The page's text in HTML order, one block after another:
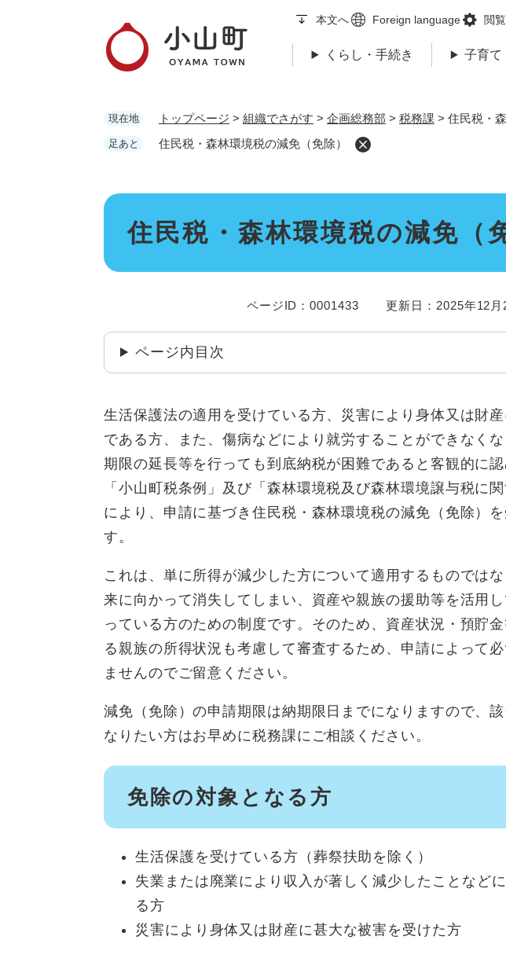
メニュ
本文へ Foreign language 閲
くらし・手続き 子育て
現在地 トップページ > 組織でさがす > 企画総務部 > 税務課 > 住民税・
足あと 住民税・森林環境税の減免（免除）
本
住民税・森林環境税の減免（
ページID：0001433 更新日：2025年12月
ページ内目次
生活保護法の適用を受けている方、災害により身体又は財
である方、また、傷病などにより就労することができなく
期限の延長等を行っても到底納税が困難であると客観的に認
「小山町税条例」及び「森林環境税及び森林環境譲与税に
により、申請に基づき住民税・森林環境税の減免（免除）
す。
これは、単に所得が減少した方について適用するものでは
来に向かって消失してしまい、資産や親族の援助等を活用
っている方のための制度です。そのため、資産状況・預貯
る親族の所得状況も考慮して審査するため、申請によって
ませんのでご留意ください。
減免（免除）の申請期限は納期限日までになりますので、
なりたい方はお早めに税務課にご相談ください。
免除の対象となる方
生活保護を受けている方（葬祭扶助を除く）
失業または廃業により収入が著しく減少したことなど
る方
災害により身体又は財産に甚大な被害を受けた方